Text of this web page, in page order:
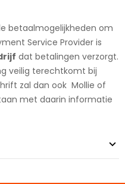
betaalmogelijkheden om
Service Provider is
dat betalingen verzorgt.
veilig terechtkomt bij
zal dan ook Mollie of
met daarin informatie